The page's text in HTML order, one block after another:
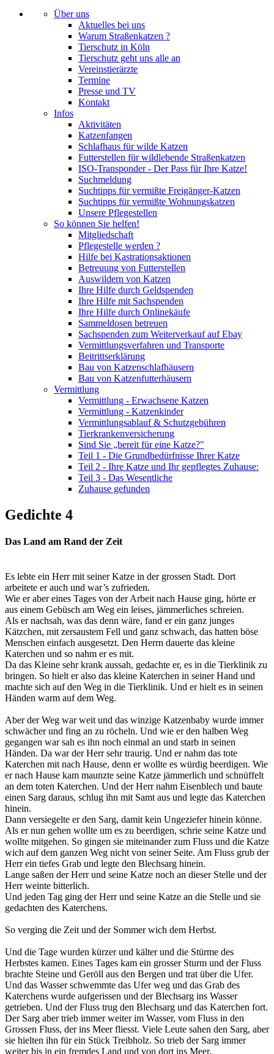
Über uns
Aktuelles bei uns
Warum Straßenkatzen ?
Tierschutz in Köln
Tierschutz geht uns alle an
Vereinstierärzte
Termine
Presse und TV
Kontakt
Infos
Aktivitäten
Katzenfangen
Schlafhaus für wilde Katzen
Futterstellen für wildlebende Straßenkatzen
ISO-Transponder - Der Pass für Ihre Katze!
Suchmeldung
Suchtipps für vermißte Freigänger-Katzen
Suchtipps für vermißte Wohnungskatzen
Unsere Pflegestellen
So können Sie helfen!
Mitgliedschaft
Pflegestelle werden ?
Hilfe bei Kastrationsaktionen
Betreuung von Futterstellen
Auswildern von Katzen
Ihre Hilfe durch Geldspenden
Ihre Hilfe mit Sachspenden
Ihre Hilfe durch Onlinekäufe
Sammeldosen betreuen
Sachspenden zum Weiterverkauf auf Ebay
Vermittlungsverfahren und Transporte
Beitrittserklärung
Bau von Katzenschlafhäusern
Bau von Katzenfutterhäusern
Vermittlung
Vermittlung - Erwachsene Katzen
Vermittlung - Katzenkinder
Vermittlungsablauf & Schutzgebühren
Tierkrankenversicherung
Sind Sie „bereit für eine Katze?"
Teil 1 - Die Grundbedürfnisse Ihrer Katze
Teil 2 - Ihre Katze und Ihr gepflegtes Zuhause:
Teil 3 - Das Wesentliche
Zuhause gefunden
Gedichte 4
Das Land am Rand der Zeit
Es lebte ein Herr mit seiner Katze in der grossen Stadt. Dort
arbeitete er auch und war’s zufrieden.
Wie er aber eines Tages von der Arbeit nach Hause ging, hörte er
aus einem Gebüsch am Weg ein leises, jämmerliches schreien.
Als er nachsah, was das denn wäre, fand er ein ganz junges
Kätzchen, mit zersaustem Fell und ganz schwach, das hatten böse
Menschen einfach ausgesetzt. Den Herrn dauerte das kleine
Katerchen und so nahm er es mit.
Da das Kleine sehr krank aussah, gedachte er, es in die Tierklinik zu
bringen. So hielt er also das kleine Katerchen in seiner Hand und
machte sich auf den Weg in die Tierklinik. Und er hielt es in seinen
Händen warm auf dem Weg.
Aber der Weg war weit und das winzige Katzenbaby wurde immer
schwächer und fing an zu röcheln. Und wie er den halben Weg
gegangen war sah es ihn noch einmal an und starb in seinen
Händen. Da war der Herr sehr traurig. Und er nahm das tote
Katerchen mit nach Hause, denn er wollte es würdig beerdigen. Wie
er nach Hause kam maunzte seine Katze jämmerlich und schnüffelt
an dem toten Katerchen. Und der Herr nahm Eisenblech und baute
einen Sarg daraus, schlug ihn mit Samt aus und legte das Katerchen
hinein.
Dann versiegelte er den Sarg, damit kein Ungeziefer hinein könne.
Als er nun gehen wollte um es zu beerdigen, schrie seine Katze und
wollte mitgehen. So gingen sie miteinander zum Fluss und die Katze
wich auf dem ganzen Weg nicht von seiner Seite. Am Fluss grub der
Herr ein tiefes Grab und legte den Blechsarg hinein.
Lange saßen der Herr und seine Katze noch an dieser Stelle und der
Herr weinte bitterlich.
Und jeden Tag ging der Herr und seine Katze an die Stelle und sie
gedachten des Katerchens.
So verging die Zeit und der Sommer wich dem Herbst.
Und die Tage wurden kürzer und kälter und die Stürme des
Herbstes kamen. Eines Tages kam ein grosser Sturm und der Fluss
brachte Steine und Geröll aus den Bergen und trat über die Ufer.
Und das Wasser schwemmte das Ufer weg und das Grab des
Katerchens wurde aufgerissen und der Blechsarg ins Wasser
getrieben. Und der Fluss trug den Blechsarg und das Katerchen fort.
Der Sarg aber trieb immer weiter im Wasser, vom Fluss in den
Grossen Fluss, der ins Meer fliesst. Viele Leute sahen den Sarg, aber
sie hielten ihn für ein Stück Treibholz. So trieb der Sarg immer
weiter bis in ein fremdes Land und von dort ins Meer.